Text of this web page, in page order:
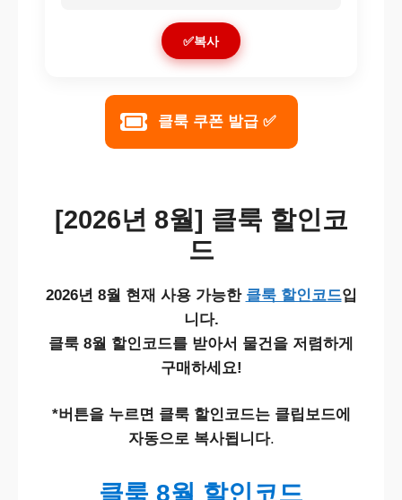
✅복사
클룩 쿠폰 발급 ✅
[2026년 8월] 클룩 할인코
드
2026년 8월 현재 사용 가능한 클룩 할인코드입
니다.
클룩 8월 할인코드를 받아서 물건을 저렴하게
구매하세요!
*버튼을 누르면 클룩 할인코드는 클립보드에
자동으로 복사됩니다.
클룩 8월 할인코드